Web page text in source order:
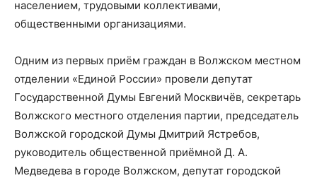
населением, трудовыми коллективами,
общественными организациями.
Одним из первых приём граждан в Волжском местном
отделении «Единой России» провели депутат
Государственной Думы Евгений Москвичёв, секретарь
Волжского местного отделения партии, председатель
Волжской городской Думы Дмитрий Ястребов,
руководитель общественной приёмной Д. А.
Медведева в городе Волжском, депутат городской